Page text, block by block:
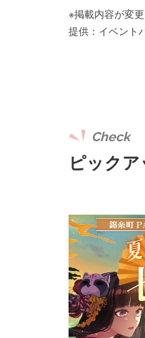
※掲載内容が変
提供：イベント
ピック
Check